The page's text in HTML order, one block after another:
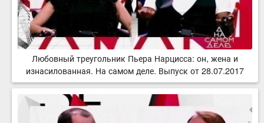
Любовный треугольник Пьера Нарцисса: он, жена и
изнасилованная. На самом деле. Выпуск от 28.07.2017